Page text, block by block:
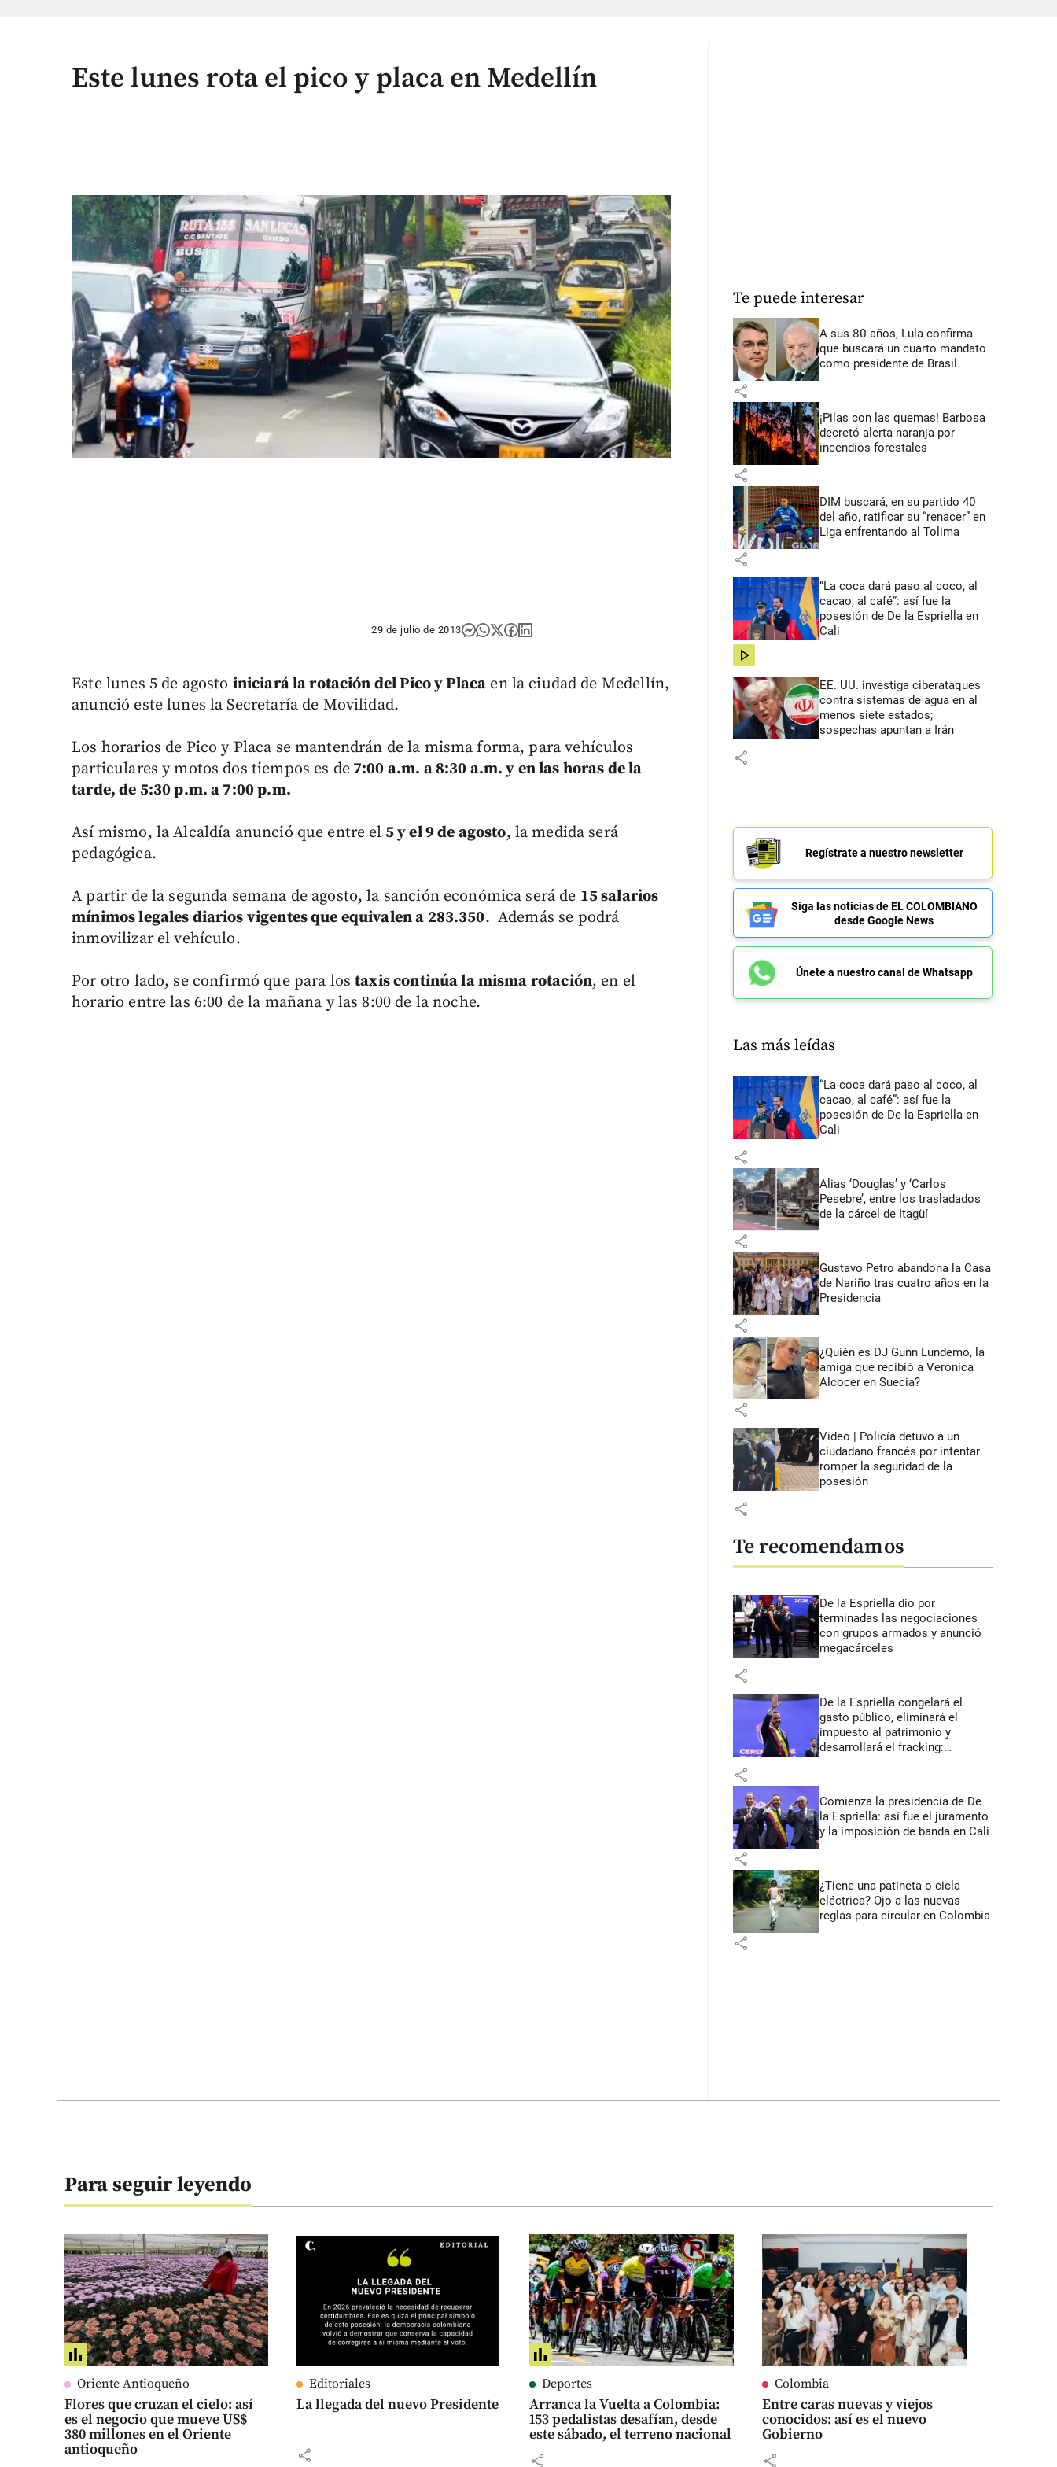
Este lunes rota el pico y placa en Medellín
29 de julio de 2013
Este lunes 5 de agosto iniciará la rotación del Pico y Placa en la ciudad de Medellín,
anunció este lunes la Secretaría de Movilidad.
Los horarios de Pico y Placa se mantendrán de la misma forma, para vehículos
particulares y motos dos tiempos es de7:00 a.m. a 8:30 a.m. y en las horas de la
tarde, de 5:30 p.m. a 7:00 p.m.
Así mismo, la Alcaldía anunció que entre el 5 y el 9 de agosto, la medida será
pedagógica.
A partir de la segunda semana de agosto, la sanción económica será de 15 salarios
mínimos legales diarios vigentes que equivalen a 283.350. Además se podrá
inmovilizar el vehículo.
Por otro lado, se confirmó que para lostaxis continúa la misma rotación, en el
horario entre las 6:00 de la mañana y las 8:00 de la noche.
Te puede interesar
A sus 80 años, Lula confirma
que buscará un cuarto mandato
como presidente de Brasil
share
¡Pilas con las quemas! Barbosa
decretó alerta naranja por
incendios forestales
share
DIM buscará, en su partido 40
del año, ratificar su “renacer” en
Liga enfrentando al Tolima
share
“La coca dará paso al coco, al
cacao, al café”: así fue la
posesión de De la Espriella en
Cali
share
EE. UU. investiga ciberataques
contra sistemas de agua en al
menos siete estados;
sospechas apuntan a Irán
share
Regístrate a nuestro newsletter
Siga las noticias de EL COLOMBIANO
desde Google News
Únete a nuestro canal de Whatsapp
Las más leídas
“La coca dará paso al coco, al
cacao, al café”: así fue la
posesión de De la Espriella en
Cali
share
Alias ‘Douglas’ y ‘Carlos
Pesebre’, entre los trasladados
de la cárcel de Itagüí
share
Gustavo Petro abandona la Casa
de Nariño tras cuatro años en la
Presidencia
share
¿Quién es DJ Gunn Lundemo, la
amiga que recibió a Verónica
Alcocer en Suecia?
share
Video | Policía detuvo a un
ciudadano francés por intentar
romper la seguridad de la
posesión
share
Te recomendamos
De la Espriella dio por
terminadas las negociaciones
con grupos armados y anunció
megacárceles
share
De la Espriella congelará el
gasto público, eliminará el
impuesto al patrimonio y
desarrollará el fracking:
share
Comienza la presidencia de De
la Espriella: así fue el juramento
y la imposición de banda en Cali
share
¿Tiene una patineta o cicla
eléctrica? Ojo a las nuevas
reglas para circular en Colombia
share
Para seguir leyendo
Oriente Antioqueño
Flores que cruzan el cielo: así
es el negocio que mueve US$
380 millones en el Oriente
antioqueño
Editoriales
La llegada del nuevo Presidente
share
Deportes
Arranca la Vuelta a Colombia:
153 pedalistas desafían, desde
este sábado, el terreno nacional
share
Colombia
Entre caras nuevas y viejos
conocidos: así es el nuevo
Gobierno
share